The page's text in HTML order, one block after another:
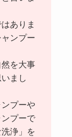
ありま
ンプー
を大事
まし
プーや
プーで
浄」を